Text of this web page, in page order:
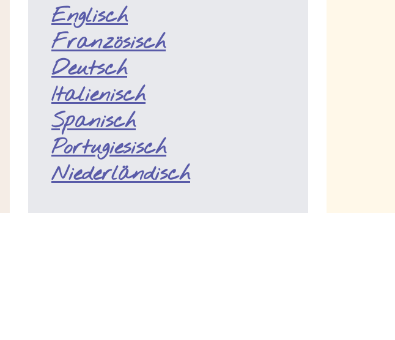
Englisch
Französisch
Deutsch
Italienisch
Spanisch
Portugiesisch
Niederländisch